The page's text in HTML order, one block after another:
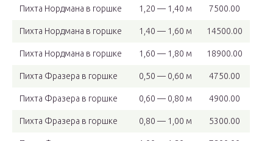
Пихта Нордмана в горшке 1,20 — 1,40 м 7500.00
Пихта Нордмана в горшке 1,40 — 1,60 м 14500.00
Пихта Нордмана в горшке 1,60 — 1,80 м 18900.00
Пихта Фразера в горшке 0,50 — 0,60 м 4750.00
Пихта Фразера в горшке 0,60 — 0,80 м 4900.00
Пихта Фразера в горшке 0,80 — 1,00 м 5300.00